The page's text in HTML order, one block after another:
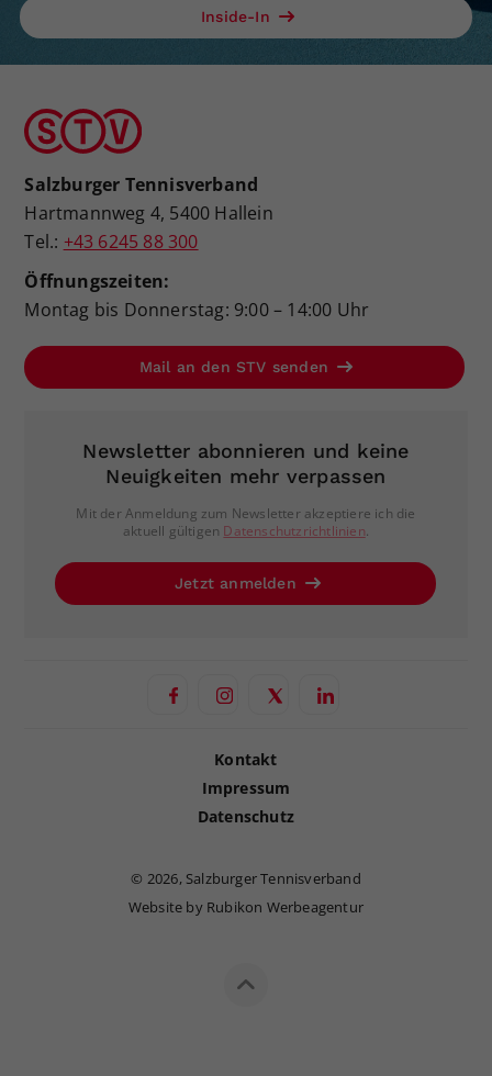
Inside-In
Salzburger Tennisverband
Hartmannweg 4, 5400 Hallein
Tel.: +43 6245 88 300
Öffnungszeiten:
Montag bis Donnerstag: 9:00 – 14:00 Uhr
Mail an den STV senden
Newsletter abonnieren und keine
Neuigkeiten mehr verpassen
Mit der Anmeldung zum Newsletter akzeptiere ich die
aktuell gültigen Datenschutzrichtlinien.
Jetzt anmelden
Kontakt
Impressum
Datenschutz
© 2026, Salzburger Tennisverband
Website by Rubikon Werbeagentur